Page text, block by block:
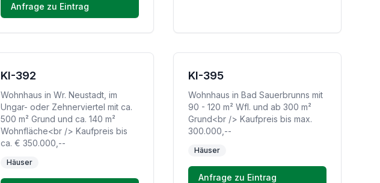
Anfrage zu Eintrag
KI-392
Wohnhaus in Wr. Neustadt, im
Ungar- oder Zehnerviertel mit ca.
500 m² Grund und ca. 140 m²
Wohnfläche<br /> Kaufpreis bis
ca. € 350.000,--
Häuser
KI-395
Wohnhaus in Bad Sauerbrunns mit
90 - 120 m² Wfl. und ab 300 m²
Grund<br /> Kaufpreis bis max.
300.000,--
Häuser
Anfrage zu Eintrag